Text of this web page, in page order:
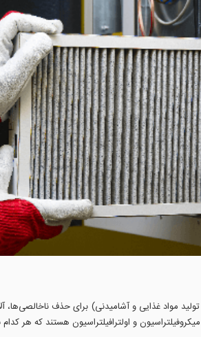
مواد غذایی و آشامیدنی) برای حذف
و اولترافیلتراسیون هستند که هر